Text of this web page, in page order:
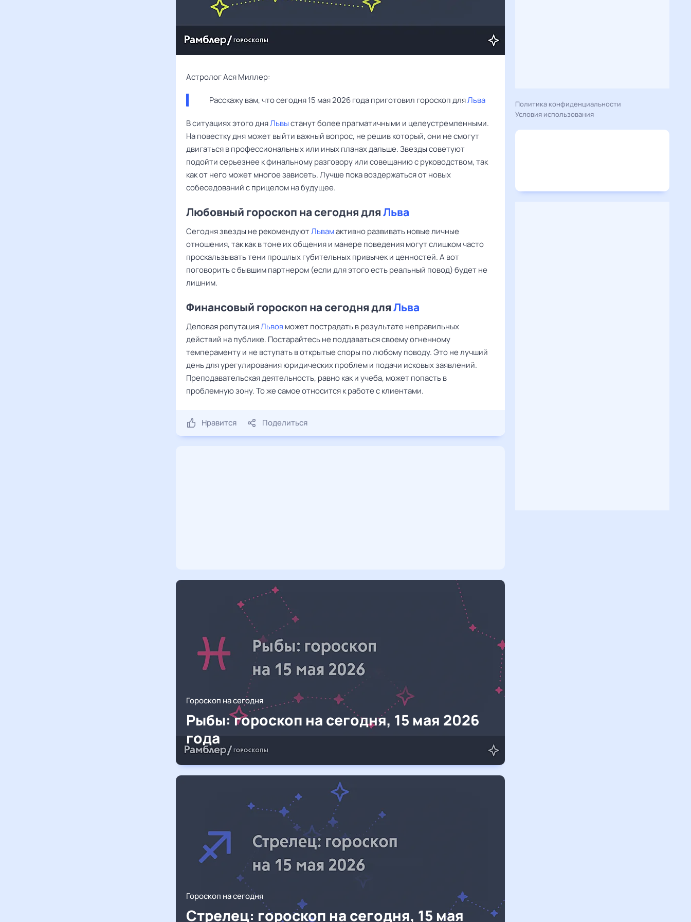
Астролог Ася Миллер:
Расскажу вам, что сегодня 15 мая 2026 года приготовил гороскоп для Льва
В ситуациях этого дняЛьвыстанут более прагматичными и целеустремленными.
На повестку дня может выйти важный вопрос, не решив который, они не смогут
двигаться в профессиональных или иных планах дальше. Звезды советуют
подойти серьезнее к финальному разговору или совещанию с руководством, так
как от него может многое зависеть. Лучше пока воздержаться от новых
собеседований с прицелом на будущее.
Любовный гороскоп на сегодня дляЛьва
Сегодня звезды не рекомендуютЛьвамактивно развивать новые личные
отношения, так как в тоне их общения и манере поведения могут слишком часто
проскальзывать тени прошлых губительных привычек и ценностей. А вот
поговорить с бывшим партнером (если для этого есть реальный повод) будет не
лишним.
Финансовый гороскоп на сегодня дляЛьва
Деловая репутацияЛьвовможет пострадать в результате неправильных
действий на публике. Постарайтесь не поддаваться своему огненному
темпераменту и не вступать в открытые споры по любому поводу. Это не лучший
день для урегулирования юридических проблем и подачи исковых заявлений.
Преподавательская деятельность, равно как и учеба, может попасть в
проблемную зону. То же самое относится к работе с клиентами.
Нравится Поделиться
Гороскоп на сегодня
Рыбы: гороскоп на сегодня, 15 мая 2026
года
Гороскоп на сегодня
Стрелец: гороскоп на сегодня, 15 мая
Политика конфиденциальности
Условия использования